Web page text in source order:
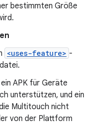
bestimmten Größe
<uses-feature> -
APK für Geräte
unterstützen, und ein
Multitouch nicht
von der Plattform